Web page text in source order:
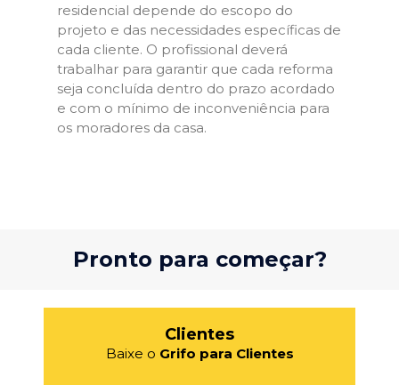
residencial depende do escopo do
projeto e das necessidades específicas de
cada cliente. O profissional deverá
trabalhar para garantir que cada reforma
seja concluída dentro do prazo acordado
e com o mínimo de inconveniência para
os moradores da casa.
Pronto para começar?
Clientes
Baixe o Grifo para Clientes